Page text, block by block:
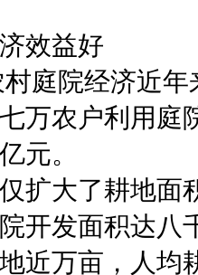
效益好
庭院经济近
万农户利用庭
元。
扩大了耕地面
开发面积达八
近万亩，人均